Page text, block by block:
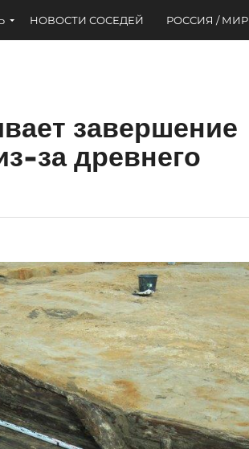
НОВОСТИ СОСЕДЕЙ РОССИЯ / МИР
завершение
за древнего